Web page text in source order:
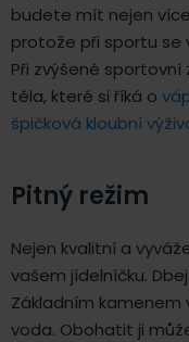
budete mít nejen
protože při sportu se
Při zvýšené
těla, které si říká o
špičková kloubní
Pitný režim
Nejen kvalitní a
vašem jídelníčku.
Základním
voda. Obohatit ji